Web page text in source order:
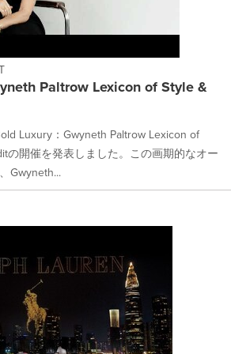
Paltrow Lexicon of Style &
Luxury：Gwyneth Paltrow Lexicon of
の開催を発表しました。この画期的なオー
Gwyneth...